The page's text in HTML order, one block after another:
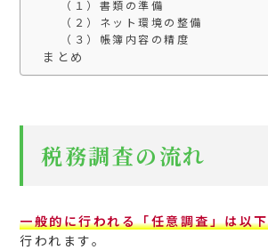
（１）書類の準備
（２）ネット環境の整備
（３）帳簿内容の精度
まとめ
税務調査の流れ
一般的に行われる「任意調査」は以
行われます。